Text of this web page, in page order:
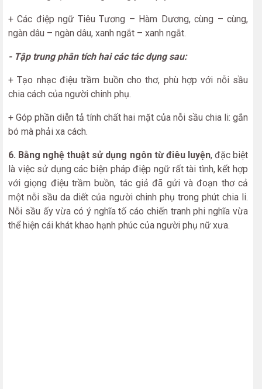
+ Các điệp ngữ Tiêu Tương – Hàm Dương, cùng – cùng,
ngàn dâu – ngàn dâu, xanh ngắt – xanh ngắt.
- Tập trung phân tích hai các tác dụng sau:
+ Tạo nhạc điệu trầm buồn cho thơ, phù hợp với nỗi sầu
chia cách của người chinh phụ.
+ Góp phần diễn tả tính chất hai mặt của nỗi sầu chia li: gắn
bó mà phải xa cách.
6. Bằng nghệ thuật sử dụng ngôn từ điêu luyện, đặc biệt
là việc sử dụng các biện pháp điệp ngữ rất tài tình, kết hợp
với giọng điệu trầm buồn, tác giả đã gửi và đoạn thơ cả
một nỗi sầu da diết của người chinh phụ trong phút chia li.
Nỗi sầu ấy vừa có ý nghĩa tố cáo chiến tranh phi nghĩa vừa
thể hiện cái khát khao hạnh phúc của người phụ nữ xưa.